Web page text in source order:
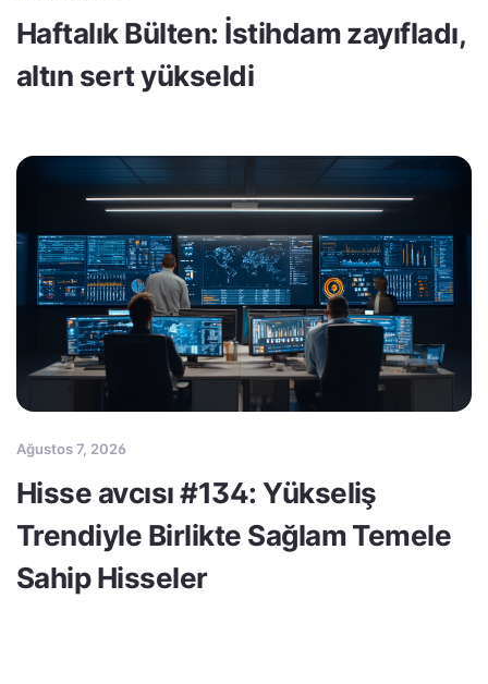
Haftalık Bülten: İstihdam zayıfladı,
altın sert yükseldi
Ağustos 7, 2026
Hisse avcısı #134: Yükseliş
Trendiyle Birlikte Sağlam Temele
Sahip Hisseler